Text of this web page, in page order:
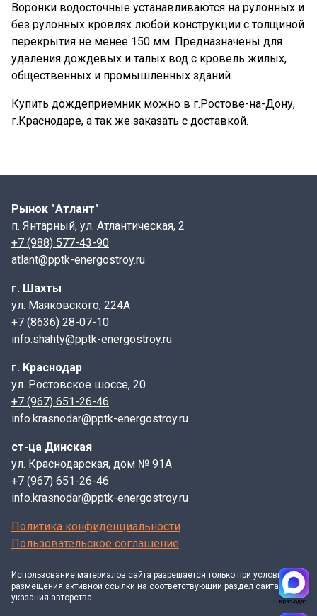
Воронки водосточные устанавливаются на рулонных и
без рулонных кровлях любой конструкции с толщиной
перекрытия не менее 150 мм. Предназначены для
удаления дождевых и талых вод с кровель жилых,
общественных и промышленных зданий.
Купить дождеприемник можно в г.Ростове-на-Дону,
г.Краснодаре, а так же заказать с доставкой.
Рынок "Атлант"
п. Янтарный, ул. Атлантическая, 2
+7 (988) 577-43-90
atlant@pptk-energostroy.ru
г. Шахты
ул. Маяковского, 224А
+7 (8636) 28-07-10
info.shahty@pptk-energostroy.ru
г. Краснодар
ул. Ростовское шоссе, 20
+7 (967) 651-26-46
info.krasnodar@pptk-energostroy.ru
ст-ца Динская
ул. Краснодарская, дом № 91А
+7 (967) 651-26-46
info.krasnodar@pptk-energostroy.ru
Политика конфиденциальности
Пользовательское соглашение
Использование материалов сайта разрешается только при условии
размещения активной ссылки на соответствующий раздел сайта и
указания авторства.
Краснодар